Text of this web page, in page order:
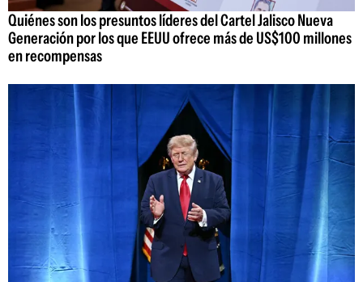
Quiénes son los presuntos líderes del Cartel Jalisco Nueva
Generación por los que EEUU ofrece más de US$100 millones
en recompensas